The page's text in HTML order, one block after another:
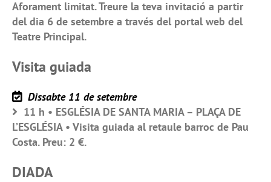
Aforament limitat. Treure la teva invitació a partir
del dia 6 de setembre a través del portal web del
Teatre Principal.
Visita guiada
Dissabte 11 de setembre
11 h • ESGLÉSIA DE SANTA MARIA – PLAÇA DE
L’ESGLÉSIA • Visita guiada al retaule barroc de Pau
Costa. Preu: 2 €.
DIADA